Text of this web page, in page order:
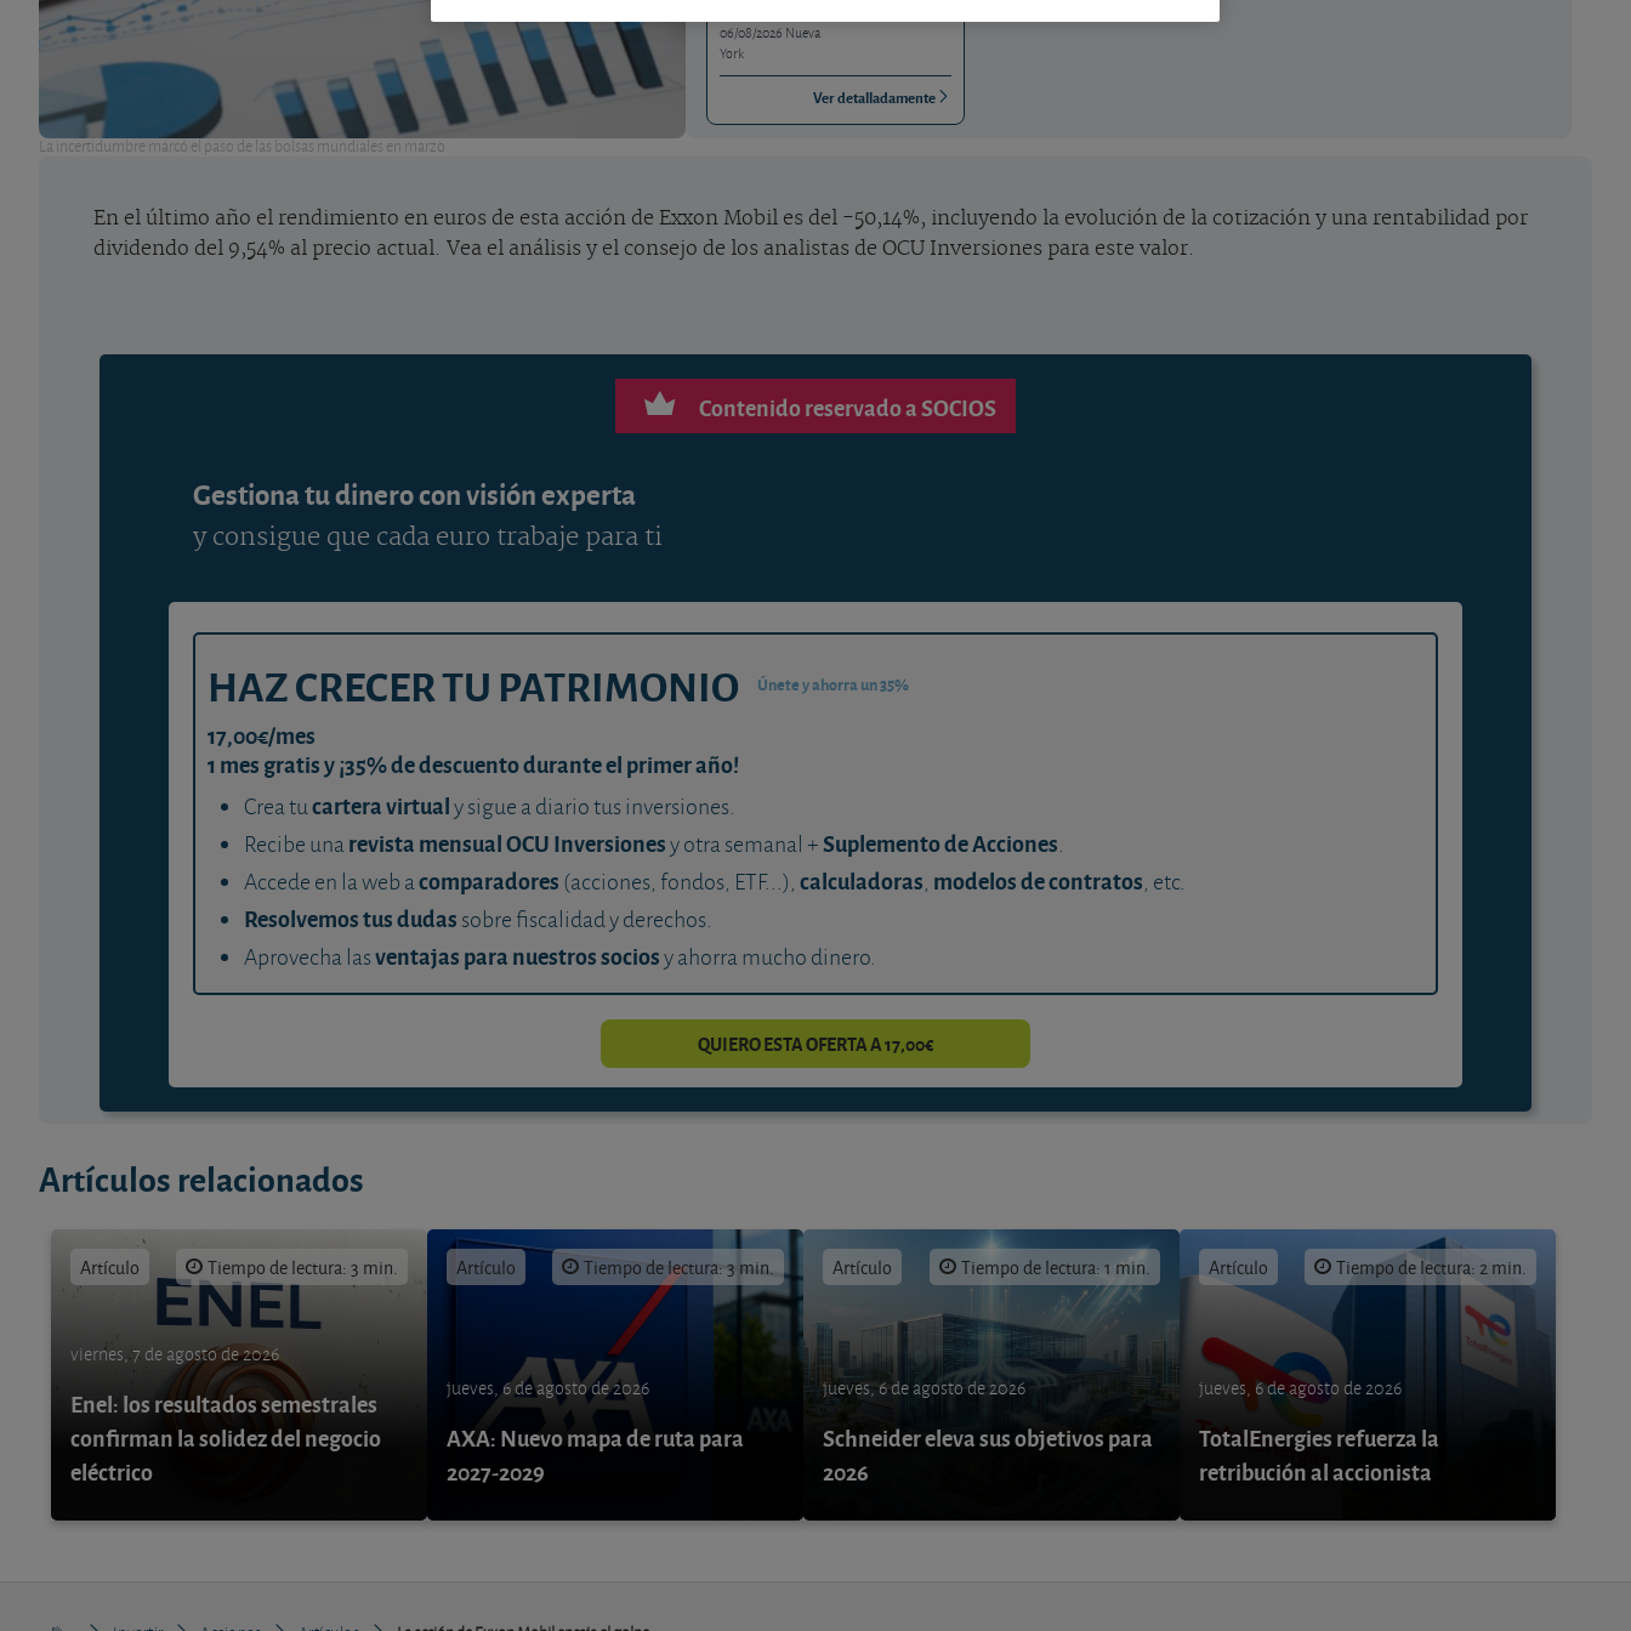
La incertidumbre marcó el paso de las bolsas mundiales en marzo
06/08/2026 Nueva
York
Ver detalladamente
En el último año el rendimiento en euros de esta acción de Exxon Mobil es del -50,14%, incluyendo la evolución de la cotización y una rentabilidad por
dividendo del 9,54% al precio actual. Vea el análisis y el consejo de los analistas de OCU Inversiones para este valor.
Contenido reservado a SOCIOS
Gestiona tu dinero con visión experta
y consigue que cada euro trabaje para ti
HAZ CRECER TU PATRIMONIO Únete y ahorra un 35%
17,00€/mes
1 mes gratis y ¡35% de descuento durante el primer año!
Crea tucartera virtualy sigue a diario tus inversiones.
Recibe unarevista mensual OCU Inversionesy otra semanal +Suplemento de Acciones.
Accede en la web acomparadores (acciones, fondos, ETF...), calculadoras, modelos de contratos, etc.
Resolvemos tus dudas sobre fiscalidad y derechos.
Aprovecha lasventajas para nuestros sociosy ahorra mucho dinero.
QUIERO ESTA OFERTA A 17,00€
Artículos relacionados
Artículo Tiempo de lectura: 3 min.
viernes, 7 de agosto de 2026
Enel: los resultados semestrales
confirman la solidez del negocio
eléctrico
Artículo Tiempo de lectura: 3 min.
jueves, 6 de agosto de 2026
AXA: Nuevo mapa de ruta para
2027-2029
Artículo Tiempo de lectura: 1 min.
jueves, 6 de agosto de 2026
Schneider eleva sus objetivos para
2026
Artículo Tiempo de lectura: 2 min.
jueves, 6 de agosto de 2026
TotalEnergies refuerza la
retribución al accionista